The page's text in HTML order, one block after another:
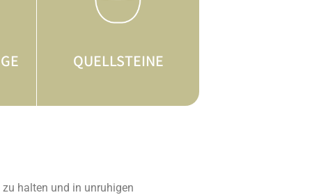
QUELLSTEINE
halten und in unruhigen